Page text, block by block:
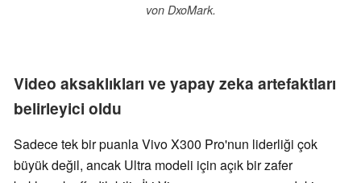
von DxoMark.
Video aksaklıkları ve yapay zeka artefaktları
belirleyici oldu
Sadece tek bir puanla Vivo X300 Pro'nun liderliği çok
büyük değil, ancak Ultra modeli için açık bir zafer